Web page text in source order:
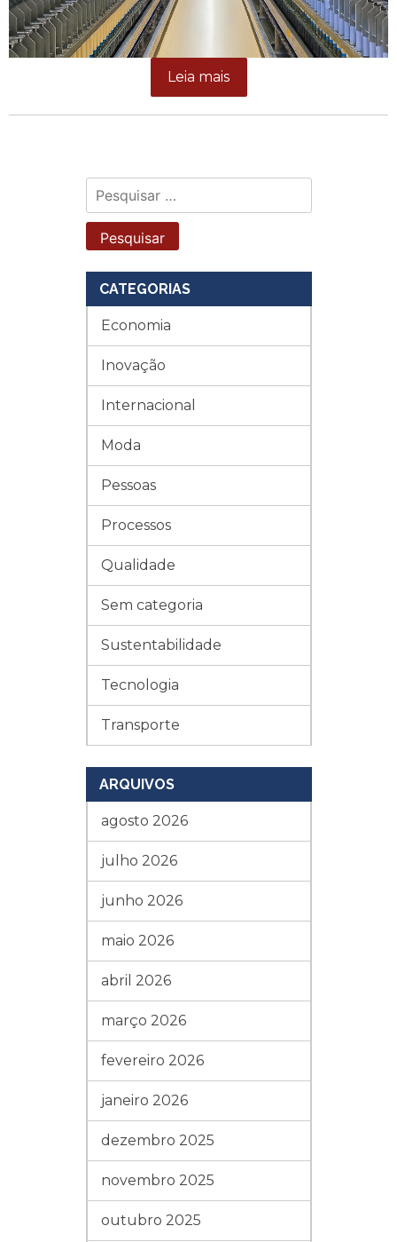
Pesquisar
por:
CATEGORIAS
Economia
Inovação
Internacional
Moda
Pessoas
Processos
Qualidade
Sem categoria
Sustentabilidade
Tecnologia
Transporte
ARQUIVOS
agosto 2026
julho 2026
junho 2026
maio 2026
abril 2026
março 2026
fevereiro 2026
janeiro 2026
dezembro 2025
novembro 2025
outubro 2025
Leia mais